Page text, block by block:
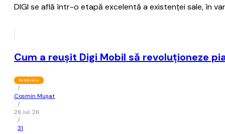
DIGI se află într-o etapă excelentă a existenţei sale, în
Cum a reuşit Digi Mobil să revoluţioneze
Retelistica
/
Cosmin Mușat
/
26 iul. 26
/
31